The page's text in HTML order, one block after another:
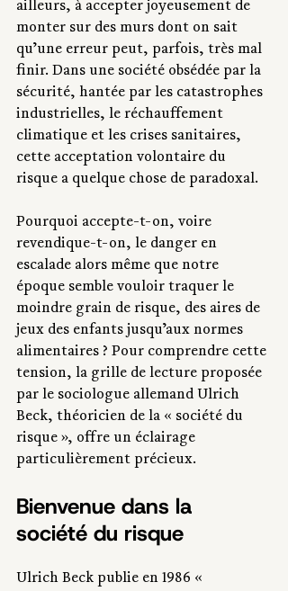
ailleurs, à accepter joyeusement de
monter sur des murs dont on sait
qu’une erreur peut, parfois, très mal
finir. Dans une société obsédée par la
sécurité, hantée par les catastrophes
industrielles, le réchauffement
climatique et les crises sanitaires,
cette acceptation volontaire du
risque a quelque chose de paradoxal.
Pourquoi accepte-t-on, voire
revendique-t-on, le danger en
escalade alors même que notre
époque semble vouloir traquer le
moindre grain de risque, des aires de
jeux des enfants jusqu’aux normes
alimentaires ? Pour comprendre cette
tension, la grille de lecture proposée
par le sociologue allemand Ulrich
Beck, théoricien de la « société du
risque », offre un éclairage
particulièrement précieux.
Bienvenue dans la
société du risque
Ulrich Beck publie en 1986 «